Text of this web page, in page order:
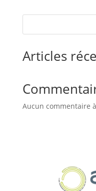
Articles
Aucun commentaire